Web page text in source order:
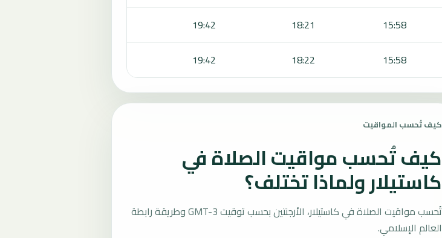
15:58
18:21
19:42
15:58
18:22
19:42
كيف تُحسب المواقيت
كيف تُحسب مواقيت الصلاة في
كاستيلار ولماذا تختلف؟
تُحسب مواقيت الصلاة في كاستيلار، الأرجنتين بحسب توقيت GMT-3 وطريقة رابطة
العالم الإسلامي.